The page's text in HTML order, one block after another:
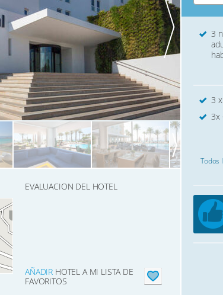
EVALUACION DEL HOTEL
AÑADIR HOTEL A MI LISTA DE
FAVORITOS
3
3
3x
Todos